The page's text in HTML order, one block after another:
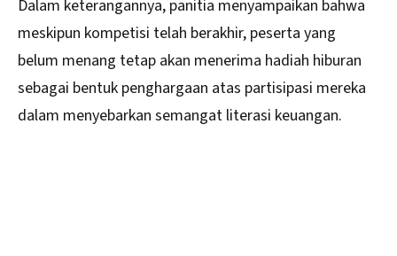
Dalam keterangannya, panitia menyampaikan bahwa
meskipun kompetisi telah berakhir, peserta yang
belum menang tetap akan menerima hadiah hiburan
sebagai bentuk penghargaan atas partisipasi mereka
dalam menyebarkan semangat literasi keuangan.